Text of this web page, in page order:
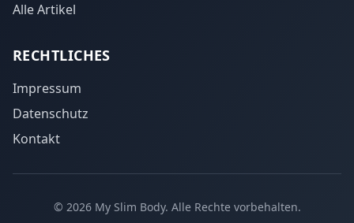
Alle Artikel
RECHTLICHES
Impressum
Datenschutz
Kontakt
© 2026 My Slim Body. Alle Rechte vorbehalten.